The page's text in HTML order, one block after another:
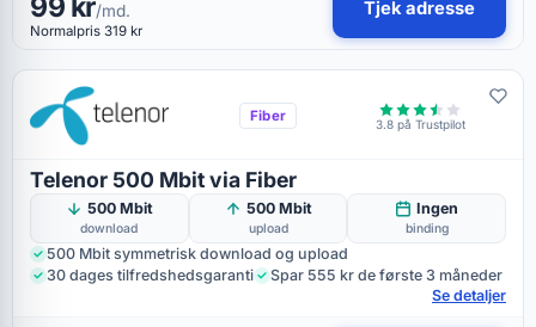
99 kr/md.
Normalpris 319 kr
Tjek adresse
Fiber 3.8 på Trustpilot
Telenor 500 Mbit via Fiber
500 Mbit
download
500 Mbit
upload
Ingen
binding
500 Mbit symmetrisk download og upload
30 dages tilfredshedsgaranti
Spar 555 kr de første 3 måneder
Se detaljer